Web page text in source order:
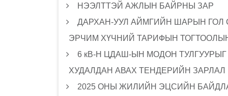
НЭЭЛТТЭЙ АЖЛЫН БАЙРНЫ ЗАР
ДАРХАН-УУЛ АЙМГИЙН ШАРЫН ГОЛ
ЭРЧИМ ХҮЧНИЙ ТАРИФЫН
6 кВ-Н ЦДАШ-ЫН МОДОН
ХУДАЛДАН АВАХ ТЕНДЕРИЙН ЗАРЛАЛ
2025 ОНЫ ЖИЛИЙН ЭЦСИЙН